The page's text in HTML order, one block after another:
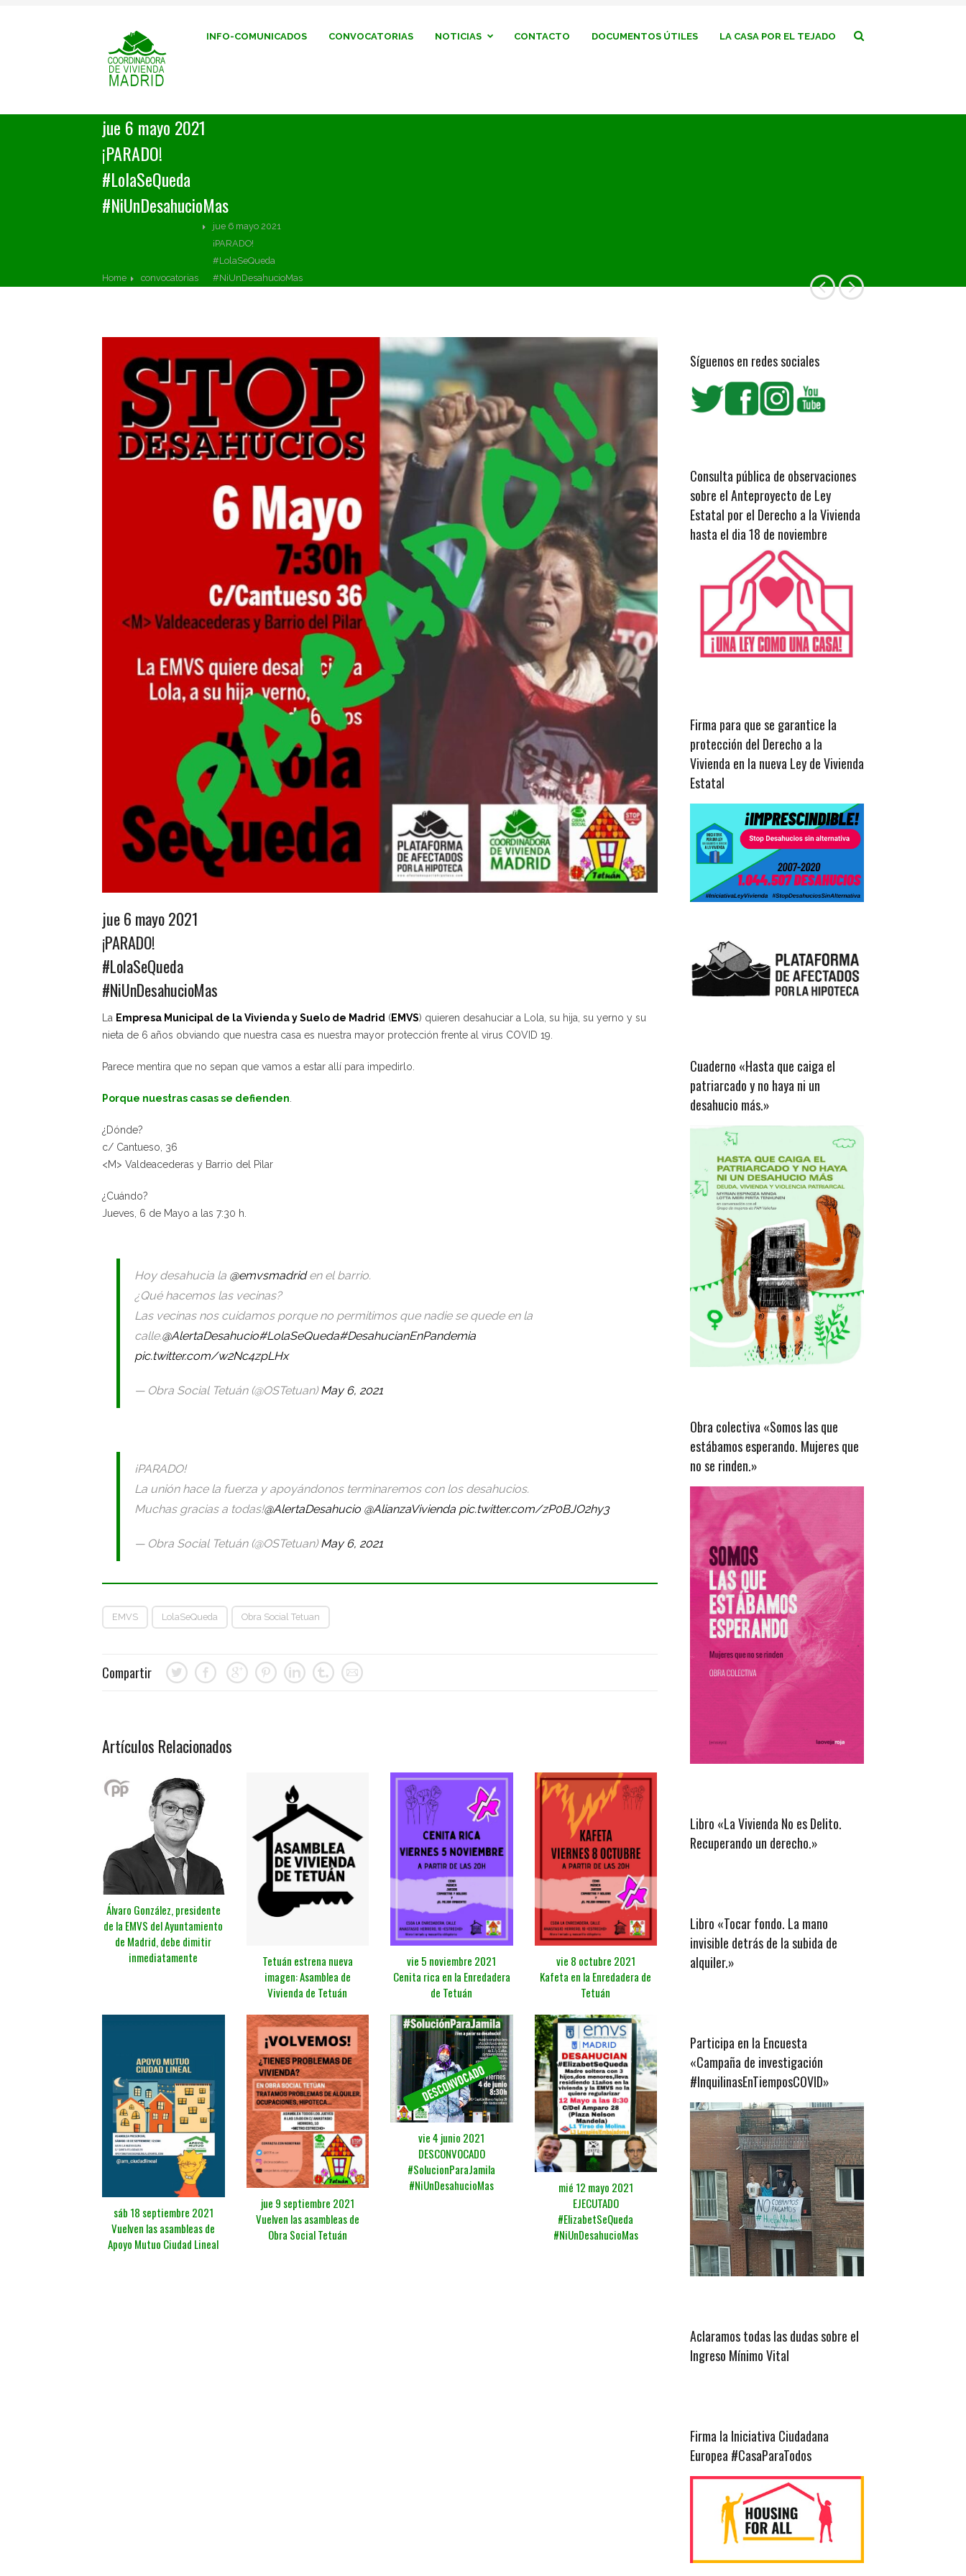
INFO-COMUNICADOS CONVOCATORIAS NOTICIAS CONTACTO DOCUMENTOS ÚTILES LA CASA POR EL TEJADO
jue 6 mayo 2021
¡PARADO!
#LolaSeQueda
#NiUnDesahucioMas
Home convocatorias
jue 6 mayo 2021
¡PARADO!
#LolaSeQueda
#NiUnDesahucioMas
jue 6 mayo 2021
¡PARADO!
#LolaSeQueda
#NiUnDesahucioMas
La Empresa Municipal de la Vivienda y Suelo de Madrid (EMVS) quieren desahuciar a Lola, su hija, su yerno y su
nieta de 6 años obviando que nuestra casa es nuestra mayor protección frente al virus COVID 19.
Parece mentira que no sepan que vamos a estar allí para impedirlo.
Porque nuestras casas se defienden
¿Dónde?
c/ Cantueso, 36
<M> Valdeacederas y Barrio del Pilar
¿Cuándo?
Jueves, 6 de Mayo a las 7:30 h.
Hoy desahucia la @emvsmadriden el barrio.
¿Qué hacemos las vecinas?
Las vecinas nos cuidamos porque no permitimos que nadie se quede en la
calle.@AlertaDesahucio#LolaSeQueda#DesahucianEnPandemia
pic.twitter.com/w2Nc4zpLHx
— Obra Social Tetuán (@OSTetuan) May 6, 2021
¡PARADO!
La unión hace la fuerza y apoyándonos terminaremos con los desahucios.
Muchas gracias a todas!@AlertaDesahucio @AlianzaVivienda pic.twitter.com/zP0BJO2hy3
— Obra Social Tetuán (@OSTetuan) May 6, 2021
EMVS LolaSeQueda Obra Social Tetuan
Compartir
Artículos Relacionados
Álvaro González, presidente
de la EMVS del Ayuntamiento
de Madrid, debe dimitir
inmediatamente
Tetuán estrena nueva
imagen: Asamblea de
Vivienda de Tetuán
vie 5 noviembre 2021
Cenita rica en la Enredadera
de Tetuán
vie 8 octubre 2021
Kafeta en la Enredadera de
Tetuán
sáb 18 septiembre 2021
Vuelven las asambleas de
Apoyo Mutuo Ciudad Lineal
jue 9 septiembre 2021
Vuelven las asambleas de
Obra Social Tetuán
vie 4 junio 2021
DESCONVOCADO
#SolucionParaJamila
#NiUnDesahucioMas
mié 12 mayo 2021
EJECUTADO
#ElizabetSeQueda
#NiUnDesahucioMas
Síguenos en redes sociales
Consulta pública de observaciones
sobre el Anteproyecto de Ley
Estatal por el Derecho a la Vivienda
hasta el dia 18 de noviembre
Firma para que se garantice la
protección del Derecho a la
Vivienda en la nueva Ley de Vivienda
Estatal
Cuaderno «Hasta que caiga el
patriarcado y no haya ni un
desahucio más.»
Obra colectiva «Somos las que
estábamos esperando. Mujeres que
no se rinden.»
Libro «La Vivienda No es Delito.
Recuperando un derecho.»
Libro «Tocar fondo. La mano
invisible detrás de la subida de
alquiler.»
Participa en la Encuesta
«Campaña de investigación
#InquilinasEnTiemposCOVID»
Aclaramos todas las dudas sobre el
Ingreso Mínimo Vital
Firma la Iniciativa Ciudadana
Europea #CasaParaTodos